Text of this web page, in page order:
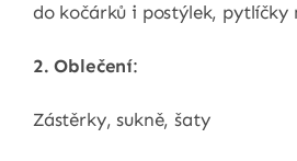
do kočárků i postýlek, pytlíčky
2. Oblečení:
Zástěrky, sukně, šaty